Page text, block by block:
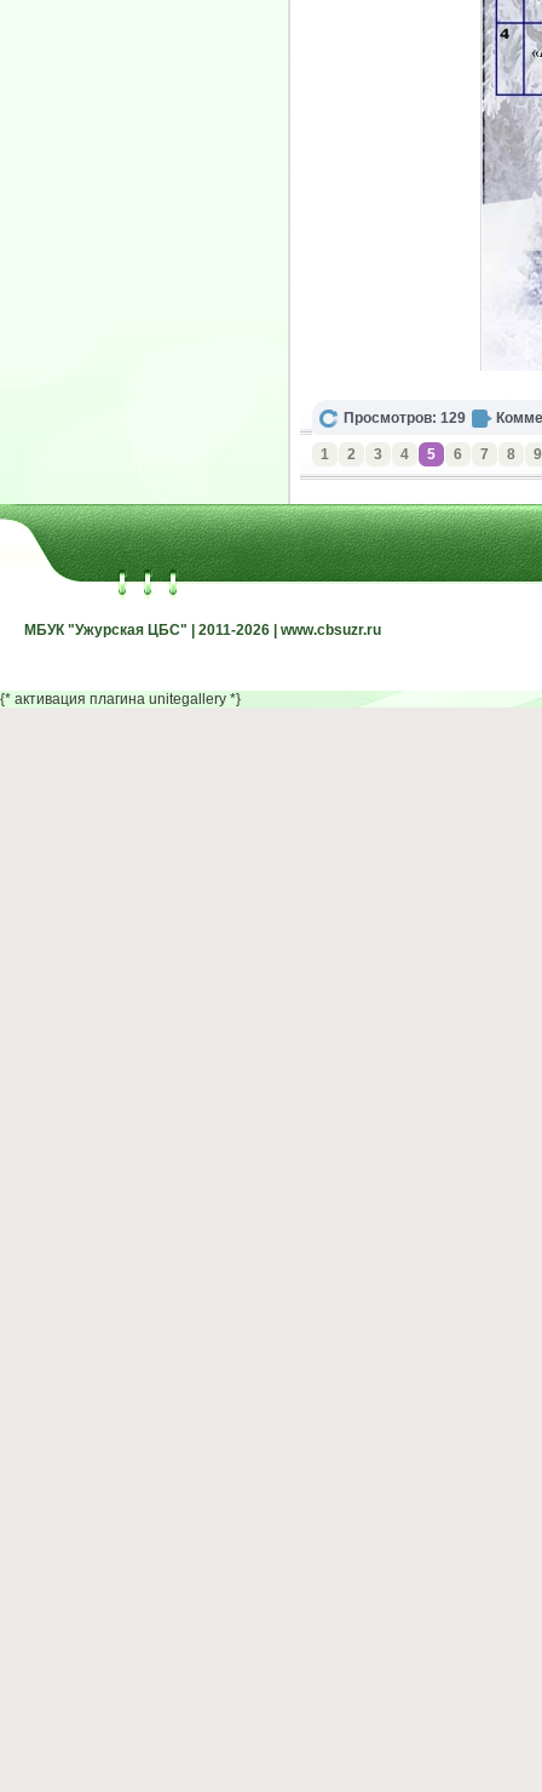
Просмотров: 129
1 2 3 4 5 6 7 8 9
МБУК "Ужурская ЦБС" | 2011-2026 | www.cbsuzr.ru
МБУК "Ужурская ЦБС" | 2011-2026 | www.cbsuzr.ru
{* активация плагина unitegallery *}